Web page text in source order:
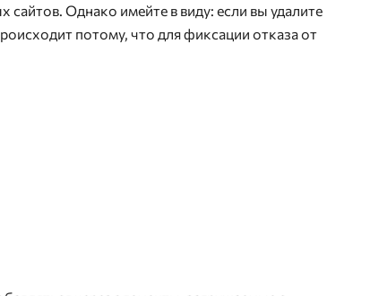
Однако имейте в виду: если вы удалите
потому, что для фиксации отказа от